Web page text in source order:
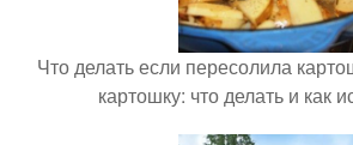
Что делать если пересолила
картошку: что делать и как